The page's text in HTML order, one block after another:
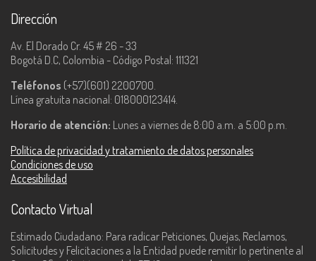
Dirección
Av. El Dorado Cr. 45 # 26 - 33
Bogotá D.C, Colombia - Código Postal: 111321
Teléfonos (+57)(601) 2200700.
Línea gratuita nacional: 018000123414.
Horario de atención: Lunes a viernes de 8:00 a.m. a 5:00 p.m.
Política de privacidad y tratamiento de datos personales
Condiciones de uso
Accesibilidad
Contacto Virtual
Estimado Ciudadano: Para radicar Peticiones, Quejas, Reclamos,
Solicitudes y Felicitaciones a la Entidad puede remitir lo pertinente al